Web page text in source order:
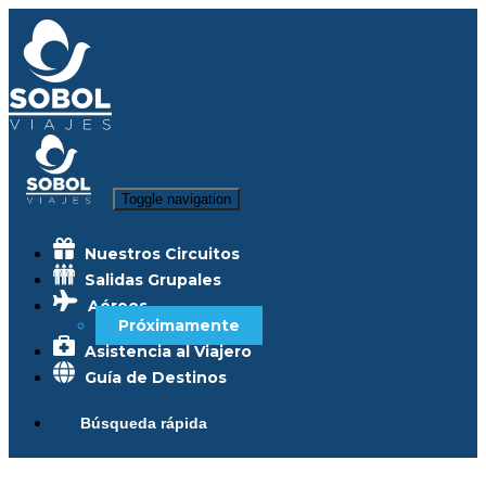
Toggle navigation
Nuestros Circuitos
Salidas Grupales
Aéreos
Próximamente
Asistencia al Viajero
Guía de Destinos
Búsqueda rápida